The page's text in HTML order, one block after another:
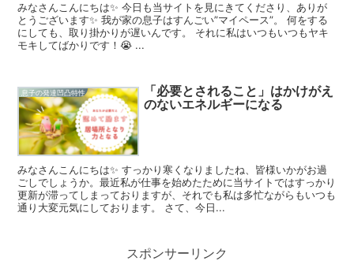
みなさんこんにちは✨ 今日も当サイトを見にきてくださり、ありが
とうございます✨ 我が家の息子はすんごい”マイペース”。 何をする
にしても、取り掛かりが遅いんです。 それに私はいつもいつもヤキ
モキしてばかりです！😭 ...
息子の発達凹凸特性
「必要とされること」はかけがえ
のないエネルギーになる
みなさんこんにちは✨ すっかり寒くなりましたね、皆様いかがお過
ごしでしょうか。最近私が仕事を始めたために当サイトではすっかり
更新が滞ってしまっておりますが、それでも私は多忙ながらもいつも
通り大変元気にしております。 さて、今日...
スポンサーリンク